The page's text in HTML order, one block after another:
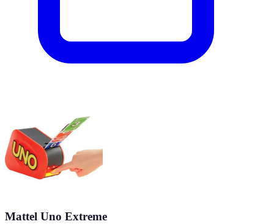
Mattel Uno Extreme